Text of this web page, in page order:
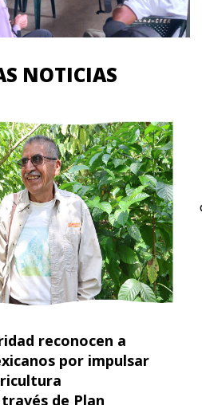
NOTICIAS
reconocen a
por impulsar
de Plan